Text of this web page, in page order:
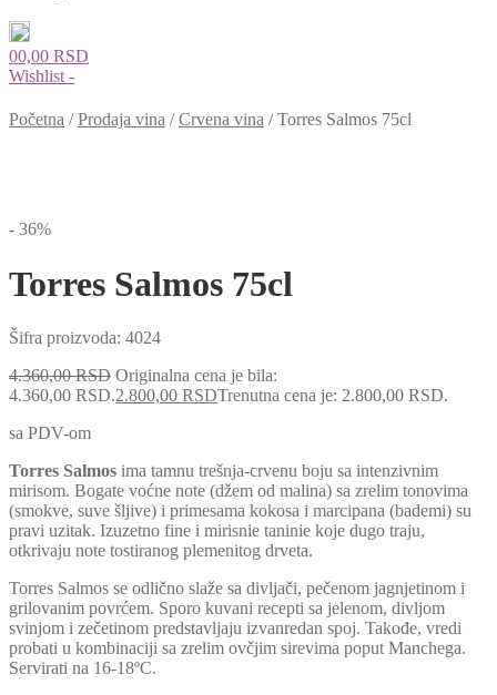
00,00 RSD
Wishlist -
Početna /Prodaja vina /Crvena vina /Torres Salmos 75cl
- 36%
Torres Salmos 75cl
Šifra proizvoda: 4024
4.360,00RSD Originalna cena je bila:
4.360,00 RSD.2.800,00 RSDTrenutna cena je: 2.800,00 RSD.
sa PDV-om
Torres Salmos ima tamnu trešnja-crvenu boju sa intenzivnim
mirisom. Bogate voćne note (džem od malina) sa zrelim tonovima
(smokve, suve šljive) i primesama kokosa i marcipana (bademi) su
pravi uzitak. Izuzetno fine i mirisnie taninie koje dugo traju,
otkrivaju note tostiranog plemenitog drveta.
Torres Salmos se odlično slaže sa divljači, pečenom jagnjetinom i
grilovanim povrćem. Sporo kuvani recepti sa jelenom, divljom
svinjom i zečetinom predstavljaju izvanredan spoj. Takođe, vredi
probati u kombinaciji sa zrelim ovčjim sirevima poput Manchega.
Servirati na 16-18ºC.